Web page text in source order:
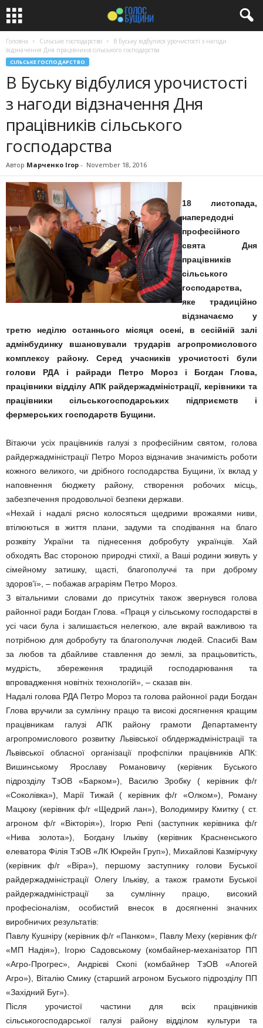
Головна Сільське господарство
В Буську відбулися урочистості з нагоди
відзначення Дня працівників сільського господарства
СІЛЬСЬКЕ ГОСПОДАРСТВО
В Буську відбулися урочистості
з нагоди відзначення Дня
працівників сільського
господарства
Автор Марченко Ігор - November 18, 2016
18 листопада,
напередодні
професійного
свята Дня
працівників
сільського
господарства,
яке традиційно
відзначаємо у
третю неділю останнього місяця осені, в сесійній залі
адмінбудинку вшановували трударів агропромислового
комплексу району. Серед учасників урочистості були
голови РДА і райради Петро Мороз і Богдан Глова,
працівники відділу АПК райдержадміністрації, керівники та
працівники сільськогосподарських підприємств і
фермерських господарств Бущини.
Вітаючи усіх працівників галузі з професійним святом, голова
райдержадміністрації Петро Мороз відзначив значимість роботи
кожного великого, чи дрібного господарства Бущини, їх вклад у
наповнення бюджету району, створення робочих місць,
забезпечення продовольчої безпеки держави.
«Нехай і надалі рясно колосяться щедрими врожаями ниви,
втілюються в життя плани, задуми та сподівання на благо
розквіту України та піднесення добробуту українців. Хай
обходять Вас стороною природні стихії, а Ваші родини живуть у
сімейному затишку, щасті, благополуччі та при доброму
здоров’ї», – побажав аграріям Петро Мороз.
З вітальними словами до присутніх також звернувся голова
районної ради Богдан Глова. «Праця у сільському господарстві в
усі часи була і залишається нелегкою, але вкрай важливою та
потрібною для добробуту та благополуччя людей. Спасибі Вам
за любов та дбайливе ставлення до землі, за працьовитість,
мудрість, збереження традицій господарювання та
впровадження новітніх технологій», – сказав він.
Надалі голова РДА Петро Мороз та голова районної ради Богдан
Глова вручили за сумлінну працю та високі досягнення кращим
працівникам галузі АПК району грамоти Департаменту
агропромислового розвитку Львівської облдержадміністрації та
Львівської обласної організації профспілки працівників АПК:
Вишинському Ярославу Романовичу (керівник Буського
підрозділу ТзОВ «Барком»), Василю Зробку ( керівник ф/г
«Соколівка»), Марії Тижай ( керівник ф/г «Олком»), Роману
Мацюку (керівник ф/г «Щедрий лан»), Володимиру Кмитку ( ст.
агроном ф/г «Вікторія»), Ігорю Репі (заступник керівника ф/г
«Нива золота»), Богдану Ільківу (керівник Красненського
елеватора Філія ТзОВ «ЛК Юкрейн Груп»), Михайлові Казмірчуку
(керівник ф/г «Віра»), першому заступнику голови Буської
райдержадміністрації Олегу Ільківу, а також грамоти Буської
райдержадміністрації за сумлінну працю, високий
професіоналізм, особистий внесок в досягненні значних
виробничих результатів:
Павлу Кушніру (керівник ф/г «Панком», Павлу Меху (керівник ф/г
«МП Надія»), Ігорю Садовському (комбайнер-механізатор ПП
«Агро-Прогрес», Андрієві Скопі (комбайнер ТзОВ «Апогей
Агро»), Віталію Смику (старший агроном Буського підрозділу ПП
«Західний Буг»).
Після урочистої частини для всіх працівників
сільськогосподарської галузі району відділом культури та